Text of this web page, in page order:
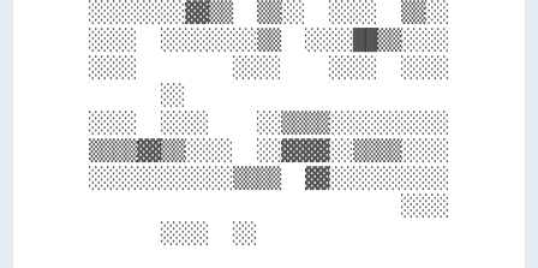
░░░░░░░░▓▓▒▒  ▒▒░░  ░░░░  ▒▒░░
░░░░  ░░░░░░░░▒▒  ░░░░██▒▒░░░░
░░░░        ░░░░    ░░░░  ░░░░
      ░░
░░░░  ░░░░    ░░▒▒▒▒░░░░░░░░░░
▒▒▒▒▓▓▒▒░░░░  ░░▓▓▓▓░░▒▒▒▒░░░░
░░░░░░░░░░░░▒▒▒▒  ▓▓░░░░░░░░░░
                          ░░░░